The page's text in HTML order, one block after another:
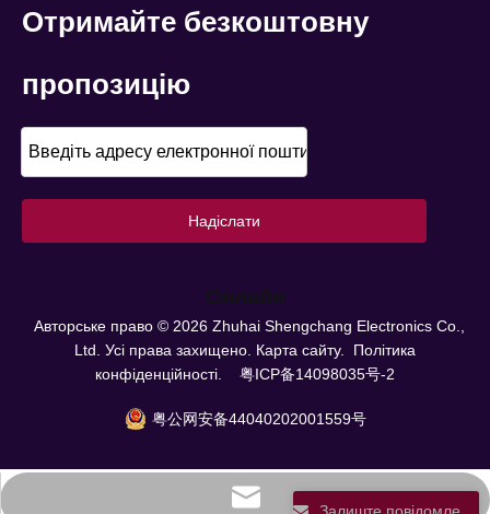
info@scpower.net .cn
Отримайте безкоштовну
пропозицію
Надіслати
Онлайн
Авторське право © 2026 Zhuhai Shengchang Electronics Co.,
Ltd. Усі права захищено. Карта сайту.
Політика
конфіденційності.
粤ICP备14098035号-2
粤公网安备44040202001559号